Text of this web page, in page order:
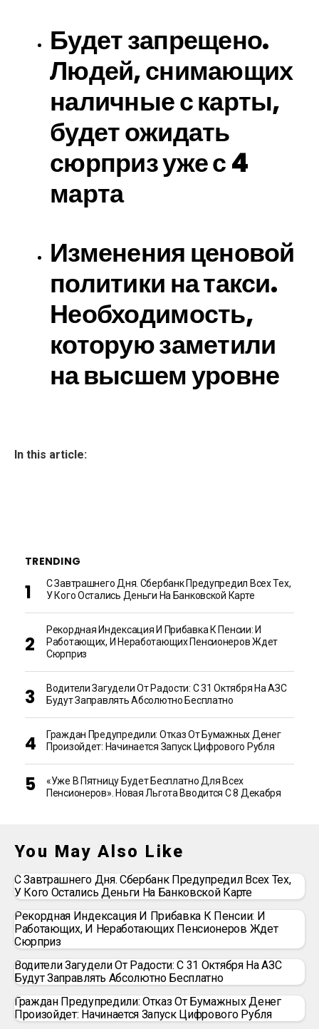
Будет запрещено.
Людей, снимающих
наличные с карты,
будет ожидать
сюрприз уже с 4
марта
Изменения ценовой
политики на такси.
Необходимость,
которую заметили
на высшем уровне
In this article:
TRENDING
С Завтрашнего Дня. Сбербанк Предупредил Всех Тех,
У Кого Остались Деньги На Банковской Карте
Рекордная Индексация И Прибавка К Пенсии: И
Работающих, И Неработающих Пенсионеров Ждет
Сюрприз
Водители Загудели От Радости: С 31 Октября На АЗС
Будут Заправлять Абсолютно Бесплатно
Граждан Предупредили: Отказ От Бумажных Денег
Произойдет: Начинается Запуск Цифрового Рубля
«Уже В Пятницу Будет Бесплатно Для Всех
Пенсионеров». Новая Льгота Вводится С 8 Декабря
You May Also Like
С Завтрашнего Дня. Сбербанк Предупредил Всех Тех,
У Кого Остались Деньги На Банковской Карте
Рекордная Индексация И Прибавка К Пенсии: И
Работающих, И Неработающих Пенсионеров Ждет
Сюрприз
Водители Загудели От Радости: С 31 Октября На АЗС
Будут Заправлять Абсолютно Бесплатно
Граждан Предупредили: Отказ От Бумажных Денег
Произойдет: Начинается Запуск Цифрового Рубля